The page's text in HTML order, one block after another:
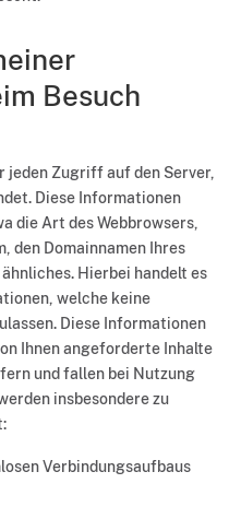
Besuch
jeden Zugriff auf den Server,
Diese Informationen
die Art des Webbrowsers,
den Domainnamen Ihres
Hierbei handelt es
welche keine
Diese Informationen
Ihnen angeforderte Inhalte
und fallen bei Nutzung
insbesondere zu
Verbindungsaufbaus